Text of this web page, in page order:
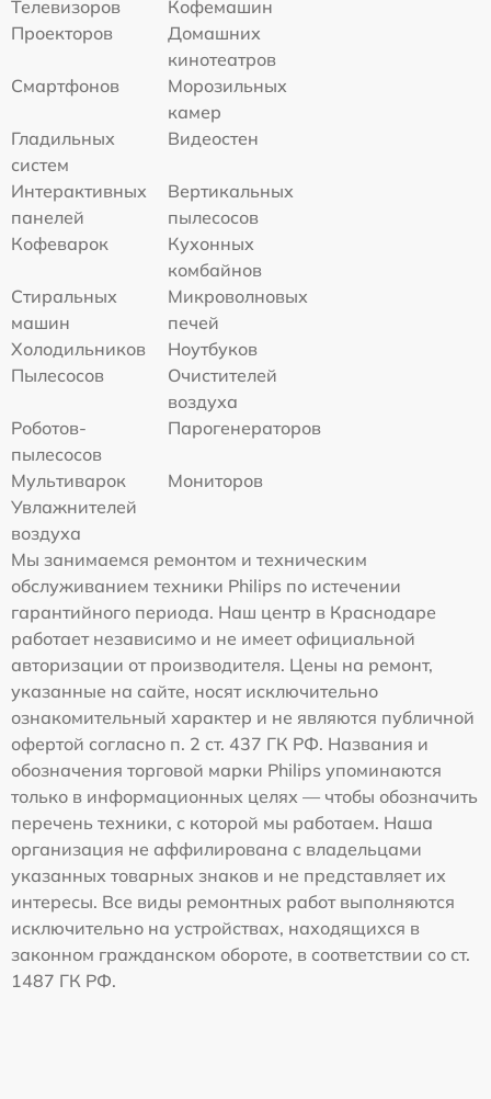
Телевизоров
Кофемашин
Проекторов
Домашних
кинотеатров
Смартфонов
Морозильных
камер
Гладильных
систем
Видеостен
Интерактивных
панелей
Вертикальных
пылесосов
Кофеварок
Кухонных
комбайнов
Стиральных
машин
Микроволновых
печей
Холодильников
Ноутбуков
Пылесосов
Очистителей
воздуха
Роботов-
пылесосов
Парогенераторов
Мультиварок
Мониторов
Увлажнителей
воздуха
Мы занимаемся ремонтом и техническим
обслуживанием техники Philips по истечении
гарантийного периода. Наш центр в Краснодаре
работает независимо и не имеет официальной
авторизации от производителя. Цены на ремонт,
указанные на сайте, носят исключительно
ознакомительный характер и не являются публичной
офертой согласно п. 2 ст. 437 ГК РФ. Названия и
обозначения торговой марки Philips упоминаются
только в информационных целях — чтобы обозначить
перечень техники, с которой мы работаем. Наша
организация не аффилирована с владельцами
указанных товарных знаков и не представляет их
интересы. Все виды ремонтных работ выполняются
исключительно на устройствах, находящихся в
законном гражданском обороте, в соответствии со ст.
1487 ГК РФ.